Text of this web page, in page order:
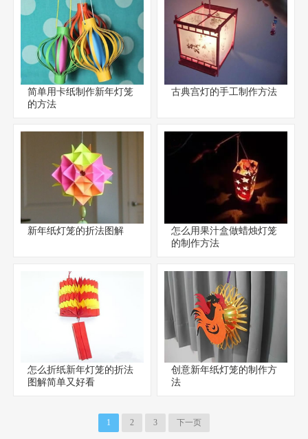
简单用卡纸制作新年灯笼
的方法
古典宫灯的手工制作方法
新年纸灯笼的折法图解
怎么用果汁盒做蜡烛灯笼
的制作方法
怎么折纸新年灯笼的折法
图解简单又好看
创意新年纸灯笼的制作方
法
1 2 3 下一页